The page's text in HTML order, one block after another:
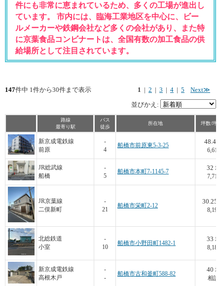
件にも非常に恵まれているため、多くの工場が進出し
ています。 市内には、臨海工業地区を中心に、ビー
ルメーカーや鉄鋼会社など多くの会社があり、また特
に京葉食品コンビナートは、全国有数の加工食品の供
給場所として注目されています。
1 | 2 | 3 | 4 | 5 Next≫
147件中 1件から30件まで表示
並びかえ:
路線
最寄り駅
バス
徒歩
所在地 坪数/坪
新京成電鉄線
前原
-
4
船橋市前原東5-3-25
48.4
6,612
JR総武線
船橋
-
5
船橋市本町7-1145-7
32 坪
7,719
JR京葉線
二俣新町
-
21
船橋市栄町2-12
30.25
8,198
北総鉄道
小室
-
10
船橋市小野田町1482-1
33 坪
8,182
新京成電鉄線
高根木戸
-
-
船橋市古和釜町588-82
40 坪
相談